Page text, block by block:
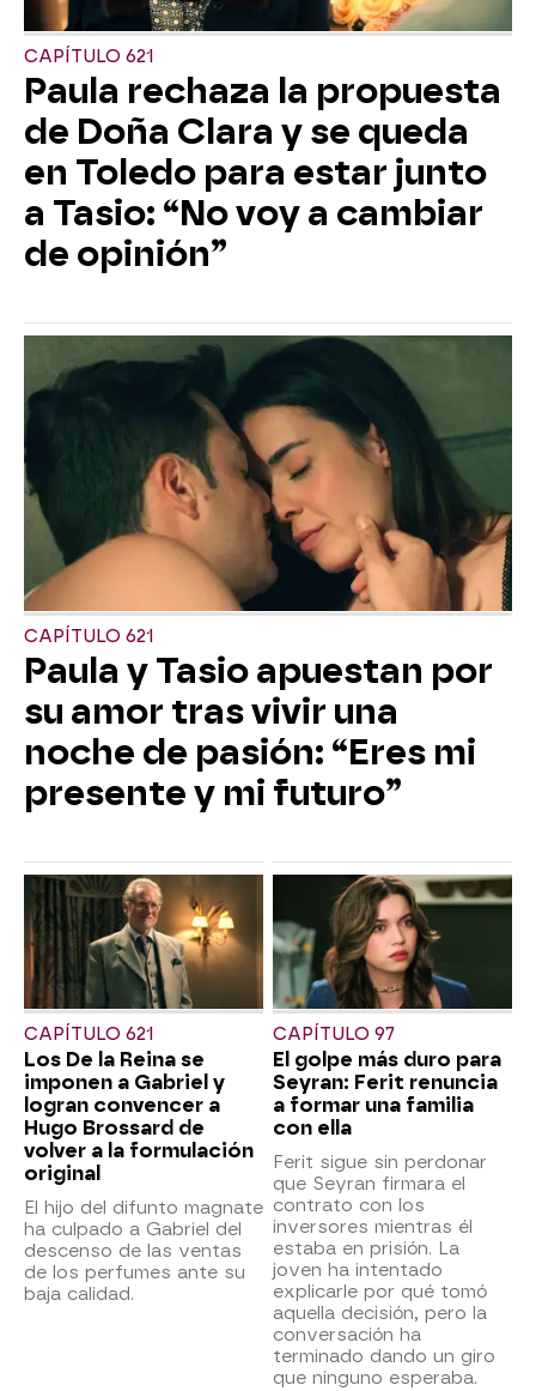
CAPÍTULO 621
Paula rechaza la propuesta
de Doña Clara y se queda
en Toledo para estar junto
a Tasio: “No voy a cambiar
de opinión”
CAPÍTULO 621
Paula y Tasio apuestan por
su amor tras vivir una
noche de pasión: “Eres mi
presente y mi futuro”
CAPÍTULO 621
Los De la Reina se
imponen a Gabriel y
logran convencer a
Hugo Brossard de
volver a la formulación
original
El hijo del difunto magnate
ha culpado a Gabriel del
descenso de las ventas
de los perfumes ante su
baja calidad.
CAPÍTULO 97
El golpe más duro para
Seyran: Ferit renuncia
a formar una familia
con ella
Ferit sigue sin perdonar
que Seyran firmara el
contrato con los
inversores mientras él
estaba en prisión. La
joven ha intentado
explicarle por qué tomó
aquella decisión, pero la
conversación ha
terminado dando un giro
que ninguno esperaba.